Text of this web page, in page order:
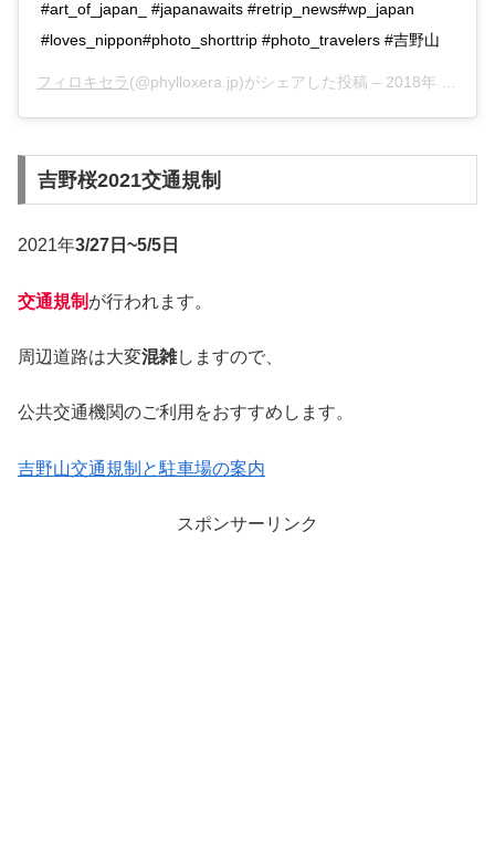
#art_of_japan_ #japanawaits #retrip_news#wp_japan
#loves_nippon#photo_shorttrip #photo_travelers #吉野山
フィロキセラ(@phylloxera.jp)がシェアした投稿 – 2018年 4月月5日午前11時31分PDT
吉野桜2021交通規制
2021年3/27日~5/5日
交通規制 が行われます。
周辺道路は大変混雑しますので、
公共交通機関のご利用をおすすめします。
吉野山交通規制と駐車場の案内
スポンサーリンク